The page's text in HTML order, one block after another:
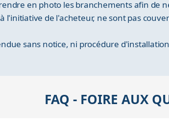
en photo les branchements afin de
l'initiative de l'acheteur, ne sont pas
sans notice, ni procédure
FAQ - FOIRE AUX